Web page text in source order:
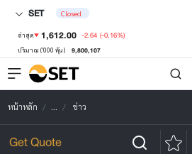
SET Closed
ล่าสุด 1,612.00 -2.64 (-0.16%)
ปริมาณ ('000 หุ้น) 9,800,107
หน้าหลัก ... ข่าว